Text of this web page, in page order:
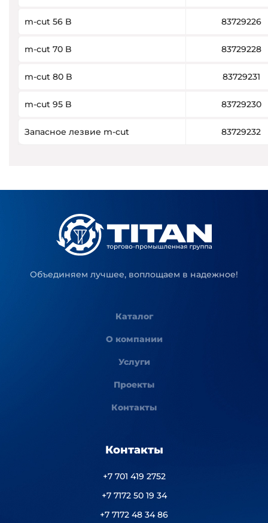
m-cut 56 B 83729226
m-cut 70 B 83729228
m-cut 80 B 83729231
m-cut 95 B 83729230
Запасное лезвие m-cut 83729232
Объединяем лучшее, воплощаем в надежное!
Каталог
О компании
Услуги
Проекты
Контакты
Контакты
+7 701 419 2752
+7 7172 50 19 34
+7 7172 48 34 86